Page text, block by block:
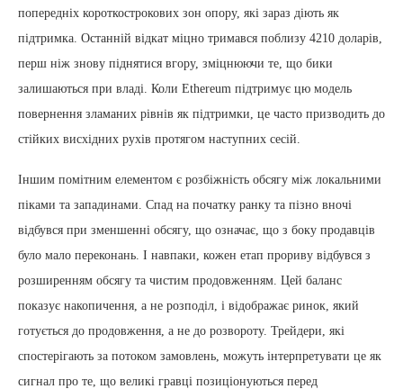
попередніх короткострокових зон опору, які зараз діють як
підтримка. Останній відкат міцно тримався поблизу 4210 доларів,
перш ніж знову піднятися вгору, зміцнюючи те, що бики
залишаються при владі. Коли Ethereum підтримує цю модель
повернення зламаних рівнів як підтримки, це часто призводить до
стійких висхідних рухів протягом наступних сесій.
Іншим помітним елементом є розбіжність обсягу між локальними
піками та западинами. Спад на початку ранку та пізно вночі
відбувся при зменшенні обсягу, що означає, що з боку продавців
було мало переконань. І навпаки, кожен етап прориву відбувся з
розширенням обсягу та чистим продовженням. Цей баланс
показує накопичення, а не розподіл, і відображає ринок, який
готується до продовження, а не до розвороту. Трейдери, які
спостерігають за потоком замовлень, можуть інтерпретувати це як
сигнал про те, що великі гравці позиціонуються перед